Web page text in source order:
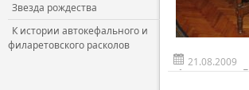
Звезда рождества
К истории автокефального и
филаретовского расколов
21.08.2009